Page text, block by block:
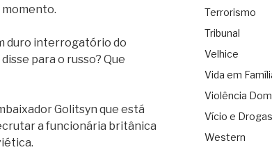
duro interrogatório do
para o russo? Que
Golitsyn que está
a funcionária britânica
Terrorismo
Tribunal
Velhice
Vida em
Violência
Vício e Drogas
Western